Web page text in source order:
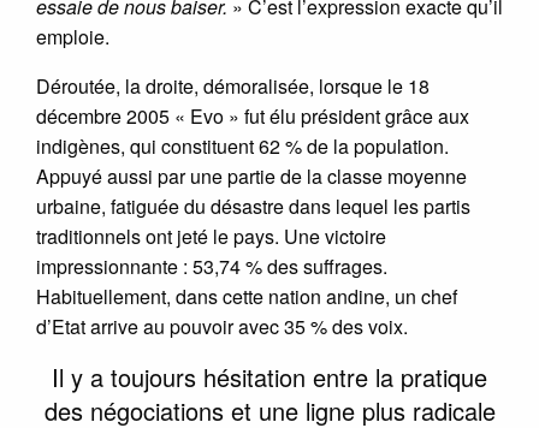
essaie de nous baiser. » C’est l’expression exacte qu’il
emploie.
Déroutée, la droite, démoralisée, lorsque le 18
décembre 2005 « Evo » fut élu président grâce aux
indigènes, qui constituent 62 % de la population.
Appuyé aussi par une partie de la classe moyenne
urbaine, fatiguée du désastre dans lequel les partis
traditionnels ont jeté le pays. Une victoire
impressionnante : 53,74 % des suffrages.
Habituellement, dans cette nation andine, un chef
d’Etat arrive au pouvoir avec 35 % des voix.
Il y a toujours hésitation entre la pratique
des négociations et une ligne plus radicale